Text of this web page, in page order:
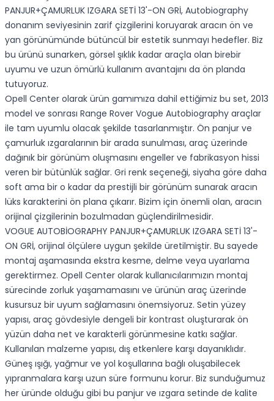
PANJUR+ÇAMURLUK IZGARA SETİ 13'-ON GRİ, Autobiography
donanım seviyesinin zarif çizgilerini koruyarak aracın ön ve
yan görünümünde bütüncül bir estetik sunmayı hedefler. Biz
bu ürünü sunarken, görsel şıklık kadar araçla olan birebir
uyumu ve uzun ömürlü kullanım avantajını da ön planda
tutuyoruz.
Opell Center olarak ürün gamımıza dahil ettiğimiz bu set, 2013
model ve sonrası Range Rover Vogue Autobiography araçlar
ile tam uyumlu olacak şekilde tasarlanmıştır. Ön panjur ve
çamurluk ızgaralarının bir arada sunulması, araç üzerinde
dağınık bir görünüm oluşmasını engeller ve fabrikasyon hissi
veren bir bütünlük sağlar. Gri renk seçeneği, siyaha göre daha
soft ama bir o kadar da prestijli bir görünüm sunarak aracın
lüks karakterini ön plana çıkarır. Bizim için önemli olan, aracın
orijinal çizgilerinin bozulmadan güçlendirilmesidir.
VOGUE AUTOBİOGRAPHY PANJUR+ÇAMURLUK IZGARA SETİ 13'-
ON GRİ, orijinal ölçülere uygun şekilde üretilmiştir. Bu sayede
montaj aşamasında ekstra kesme, delme veya uyarlama
gerektirmez. Opell Center olarak kullanıcılarımızın montaj
sürecinde zorluk yaşamamasını ve ürünün araç üzerinde
kusursuz bir uyum sağlamasını önemsiyoruz. Setin yüzey
yapısı, araç gövdesiyle dengeli bir kontrast oluşturarak ön
yüzün daha net ve karakterli görünmesine katkı sağlar.
Kullanılan malzeme yapısı, dış etkenlere karşı dayanıklıdır.
Güneş ışığı, yağmur ve yol koşullarına bağlı oluşabilecek
yıpranmalara karşı uzun süre formunu korur. Biz sunduğumuz
her üründe olduğu gibi bu panjur ve ızgara setinde de kalite